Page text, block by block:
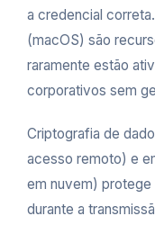
a credencial
(macOS) são
raramente estão
corporativos sem
Criptografia de
acesso remoto) e
em nuvem)
durante a